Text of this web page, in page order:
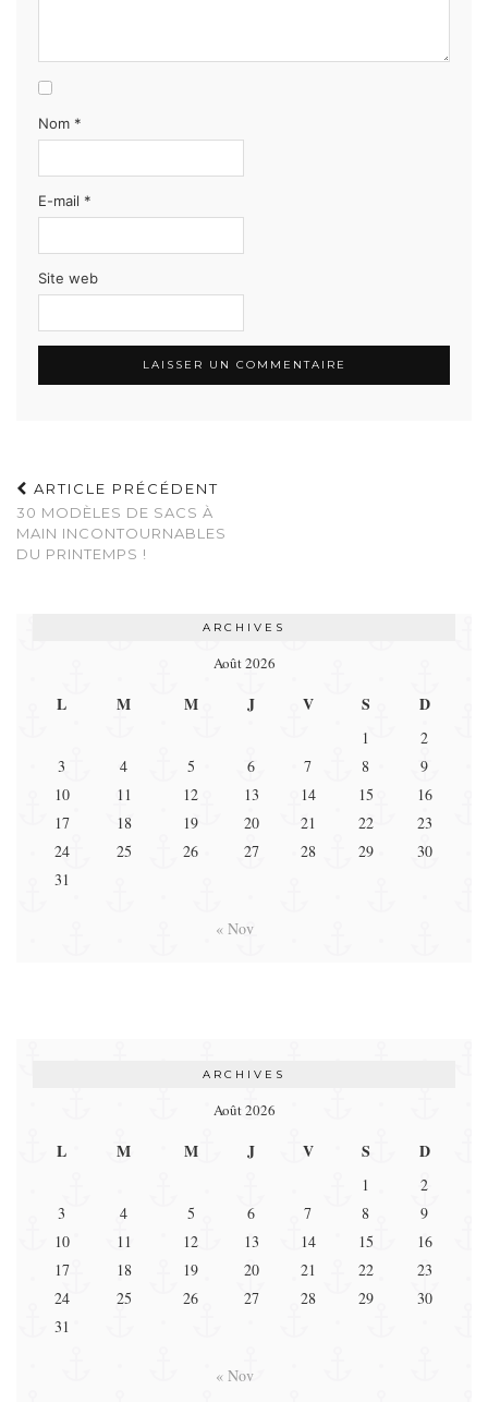
Nom *
E-mail *
Site web
ARTICLE PRÉCÉDENT
30 MODÈLES DE SACS À
MAIN INCONTOURNABLES
DU PRINTEMPS !
ARCHIVES
Août 2026
L M M J V S D
1
2
3
4 5 6 7 8
9
10
11 12 13 14 15
16
17
18 19 20 21 22
23
24
25 26 27 28 29
30
31
« Nov
ARCHIVES
Août 2026
L M M J V S D
1
2
3
4 5 6 7 8
9
10
11 12 13 14 15
16
17
18 19 20 21 22
23
24
25 26 27 28 29
30
31
« Nov